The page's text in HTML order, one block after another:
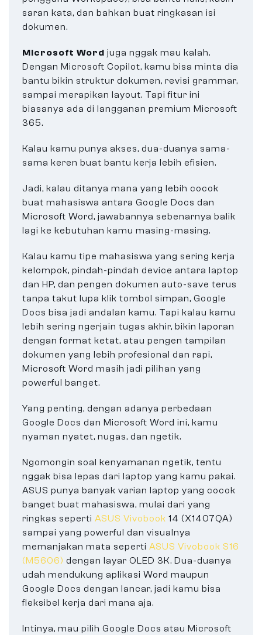
saran kata, dan bahkan buat ringkasan isi
dokumen.
Microsoft Word juga nggak mau kalah.
Dengan Microsoft Copilot, kamu bisa minta dia
bantu bikin struktur dokumen, revisi grammar,
sampai merapikan layout. Tapi fitur ini
biasanya ada di langganan premium Microsoft
365.
Kalau kamu punya akses, dua-duanya sama-
sama keren buat bantu kerja lebih efisien.
Jadi, kalau ditanya mana yang lebih cocok
buat mahasiswa antara Google Docs dan
Microsoft Word, jawabannya sebenarnya balik
lagi ke kebutuhan kamu masing-masing.
Kalau kamu tipe mahasiswa yang sering kerja
kelompok, pindah-pindah device antara laptop
dan HP, dan pengen dokumen auto-save terus
tanpa takut lupa klik tombol simpan, Google
Docs bisa jadi andalan kamu. Tapi kalau kamu
lebih sering ngerjain tugas akhir, bikin laporan
dengan format ketat, atau pengen tampilan
dokumen yang lebih profesional dan rapi,
Microsoft Word masih jadi pilihan yang
powerful banget.
Yang penting, dengan adanya perbedaan
Google Docs dan Microsoft Word ini, kamu
nyaman nyatet, nugas, dan ngetik.
Ngomongin soal kenyamanan ngetik, tentu
nggak bisa lepas dari laptop yang kamu pakai.
ASUS punya banyak varian laptop yang cocok
banget buat mahasiswa, mulai dari yang
ringkas sepertiASUS Vivobook 14 (X1407QA)
sampai yang powerful dan visualnya
memanjakan mata sepertiASUS Vivobook S16
(M5606) dengan layar OLED 3K. Dua-duanya
udah mendukung aplikasi Word maupun
Google Docs dengan lancar, jadi kamu bisa
fleksibel kerja dari mana aja.
Intinya, mau pilih Google Docs atau Microsoft